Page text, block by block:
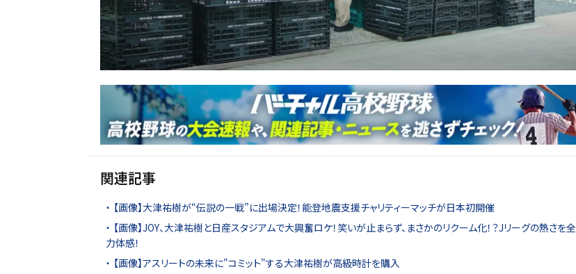
関連記事
【画像】大津祐樹が“伝説の一戦”に出場決定！能登地震支援チャリティーマッチが日本初開催
【画像】JOY、大津祐樹と日産スタジアムで大興奮ロケ！笑いが止まらず、まさかのリクーム化！？Jリーグの熱さを全
力体感！
【画像】アスリートの未来に"コミット"する大津祐樹が高級時計を購入